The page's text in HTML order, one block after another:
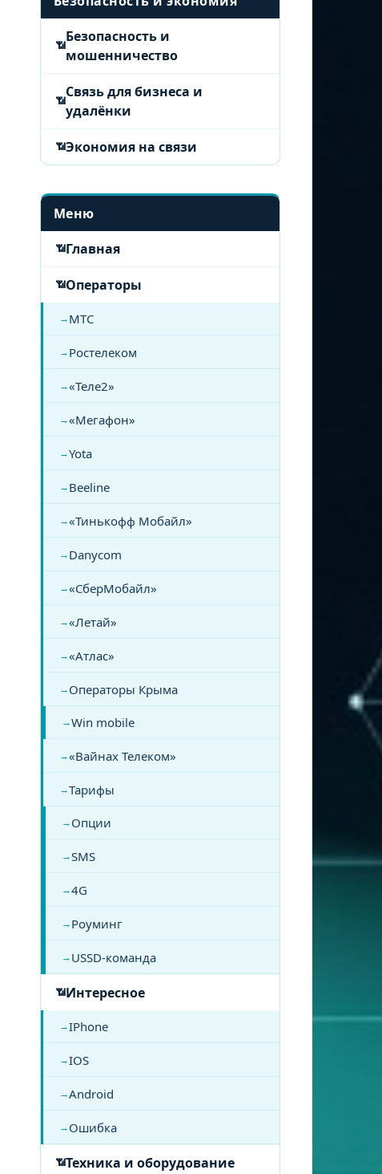
Безопасность и
мошенничество
Связь для бизнеса и
удалёнки
Экономия на связи
Меню
Главная
Операторы
МТС
Ростелеком
«Теле2»
«Мегафон»
Yota
Beeline
«Тинькофф Мобайл»
Danycom
«СберМобайл»
«Летай»
«Атлас»
Операторы Крыма
Win mobile
«Вайнах Телеком»
Тарифы
Опции
SMS
4G
Роуминг
USSD-команда
Интересное
IPhone
IOS
Android
Ошибка
Техника и оборудование